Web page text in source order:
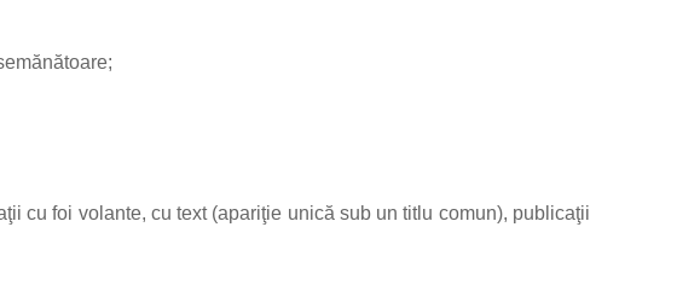
cu foi volante, cu text (apariţie unică sub un titlu comun), publicaţii